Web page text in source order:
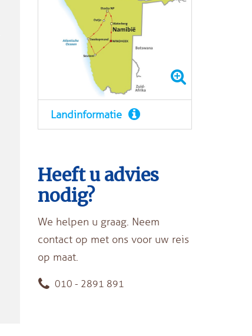
Landinformatie
Heeft u advies
nodig?
We helpen u graag. Neem
contact op met ons voor uw reis
op maat.
010 - 2891 891